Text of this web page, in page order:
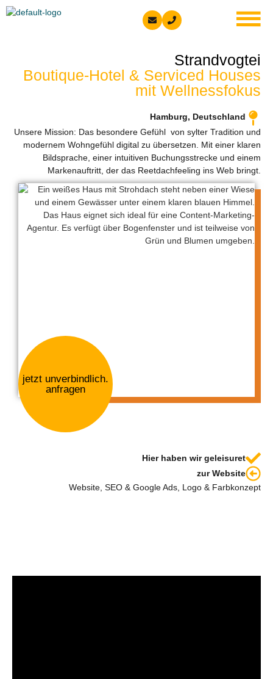
springen
Strandvogtei
Boutique-Hotel & Serviced Houses
mit Wellnessfokus
Hamburg, Deutschland
Unsere Mission: Das besondere Gefühl von sylter Tradition und
modernem Wohngefühl digital zu übersetzen. Mit einer klaren
Bildsprache, einer intuitiven Buchungsstrecke und einem
Markenauftritt, der das Reetdachfeeling ins Web bringt.
jetzt unverbindlich.
anfragen
Hier haben wir geleisuret
zur Website
Website, SEO & Google Ads, Logo & Farbkonzept